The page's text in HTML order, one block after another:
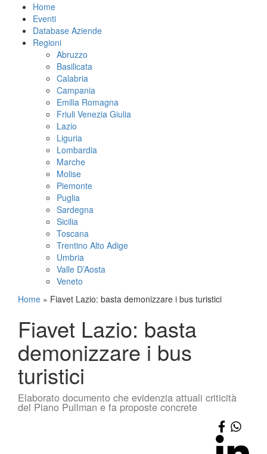
Home
Eventi
Database Aziende
Regioni
Abruzzo
Basilicata
Calabria
Campania
Emilia Romagna
Friuli Venezia Giulia
Lazio
Liguria
Lombardia
Marche
Molise
Piemonte
Puglia
Sardegna
Sicilia
Toscana
Trentino Alto Adige
Umbria
Valle D’Aosta
Veneto
Home » Fiavet Lazio: basta demonizzare i bus turistici
Fiavet Lazio: basta
demonizzare i bus
turistici
Elaborato documento che evidenzia attuali criticità
del Piano Pullman e fa proposte concrete